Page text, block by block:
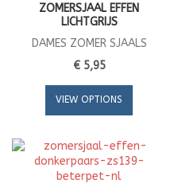
ZOMERSJAAL EFFEN
LICHTGRIJS
DAMES ZOMER SJAALS
€ 5,95
VIEW OPTIONS